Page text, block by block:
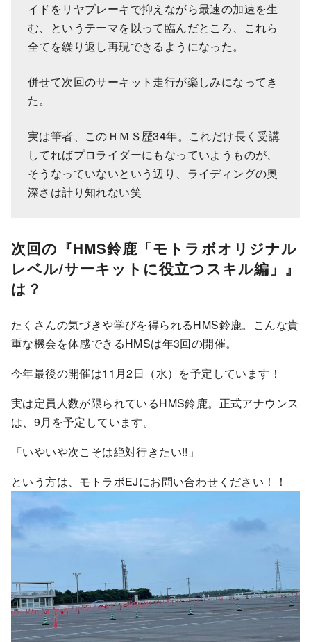
イドをリヤブレーキで抑えながら最速の加速を生
む、というテーマを以って臨んだところ、これら
全てを繰り返し再現できるようになった。
併せて次回のサーキット走行が楽しみになってき
た。
実は筆者、このＨＭＳ歴34年。これだけ長く受講
してればプロライダーにもなっていようものが、
そうなっていないという辺り、ライディングの奥
深さは計り知れない笑
次回の 『HMS鈴鹿「モトラボオリジナル
レベル/サーキットに役立つスキル編」』
は？
たくさんの気づきや学びを得られるHMS鈴鹿。こんな貴
重な機会を体感できるHMSは年3回の開催。
今年最後の開催は11月2日（水）を予定しています！
実は定員人数が限られているHMS鈴鹿。正式アナウンス
は、9月を予定しています。
「いやいや次こそは絶対行きたい!!」
という方は、モトラボEJにお問い合わせください！！